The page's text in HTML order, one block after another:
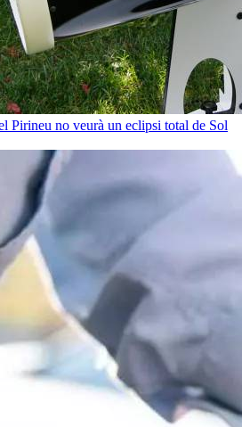
Pirineu no veurà un eclipsi total de Sol